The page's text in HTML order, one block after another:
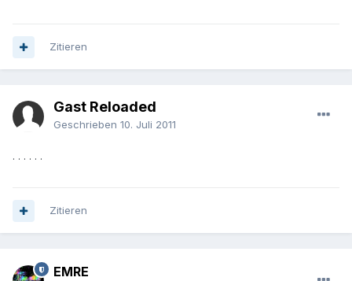
Zitieren
Gast Reloaded
Geschrieben 10. Juli 2011
. . . . . .
Zitieren
EMRE